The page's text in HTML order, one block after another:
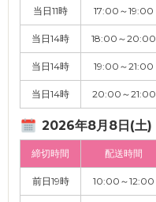
当日11時 17:00～19:00
当日14時 18:00～20:00
当日14時 19:00～21:00
当日14時 20:00～21:00
2026年8月8日(土)
締切時間 配送時間
前日19時 10:00～12:00